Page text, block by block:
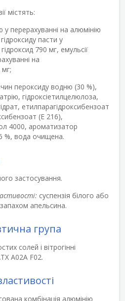
містять:
у перерахуванні на алюмінію
пасти у
790 мг, емульсії
на
пероксиду водню (30 %),
гідроксіетилцелюлоза,
етилпарагідроксибензоат
(Е 216),
4000, ароматизатор
%, вода очищена.
застосування.
суспензія білого або
апельсина.
група
солей і вітрогінні
А02А F02.
комбінація алюмінію